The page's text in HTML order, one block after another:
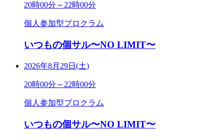
20時00分～22時00分
個人参加型プロクラム
いつもの個サル〜NO LIMIT〜
2026年8月29日(土)
20時00分～22時00分
個人参加型プロクラム
いつもの個サル〜NO LIMIT〜